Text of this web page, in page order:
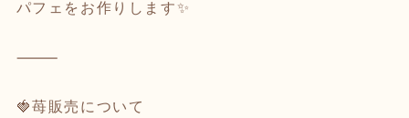
パフェをお作りします✨
⸻
🍓苺販売について